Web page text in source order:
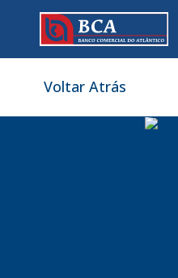
Voltar Atrás